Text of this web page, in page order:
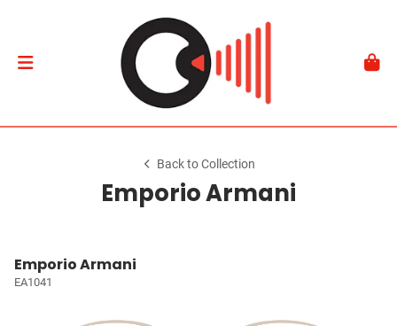
Back to Collection
Emporio Armani
Emporio Armani
EA1041